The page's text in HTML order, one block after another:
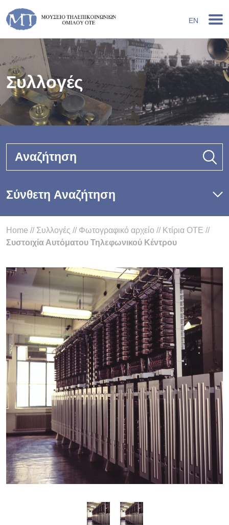
EN
Συλλογές
Αναζήτηση
Σύνθετη Αναζήτηση
Home // Συλλογές // Φωτογραφικό αρχείο // Κτίρια ΟΤΕ //
Συστοιχία Αυτόματου Τηλεφωνικού Κέντρου